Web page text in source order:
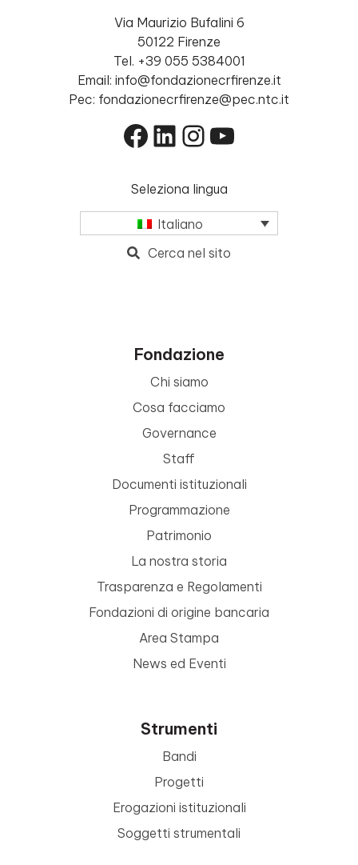
Via Maurizio Bufalini 6
50122 Firenze
Tel. +39 055 5384001
Email: info@fondazionecrfirenze.it
Pec: fondazionecrfirenze@pec.ntc.it
Facebook
LinkedIn
Instagram
YouTube
Seleziona lingua
Italiano
Cerca nel sito
Fondazione
Chi siamo
Cosa facciamo
Governance
Staff
Documenti istituzionali
Programmazione
Patrimonio
La nostra storia
Trasparenza e Regolamenti
Fondazioni di origine bancaria
Area Stampa
News ed Eventi
Strumenti
Bandi
Progetti
Erogazioni istituzionali
Soggetti strumentali